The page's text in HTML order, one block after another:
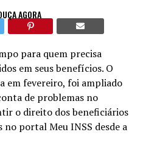
AGORA
para quem precisa
em seus benefícios. O
em fevereiro, foi ampliado
de problemas no
o direito dos beneficiários
portal Meu INSS desde a